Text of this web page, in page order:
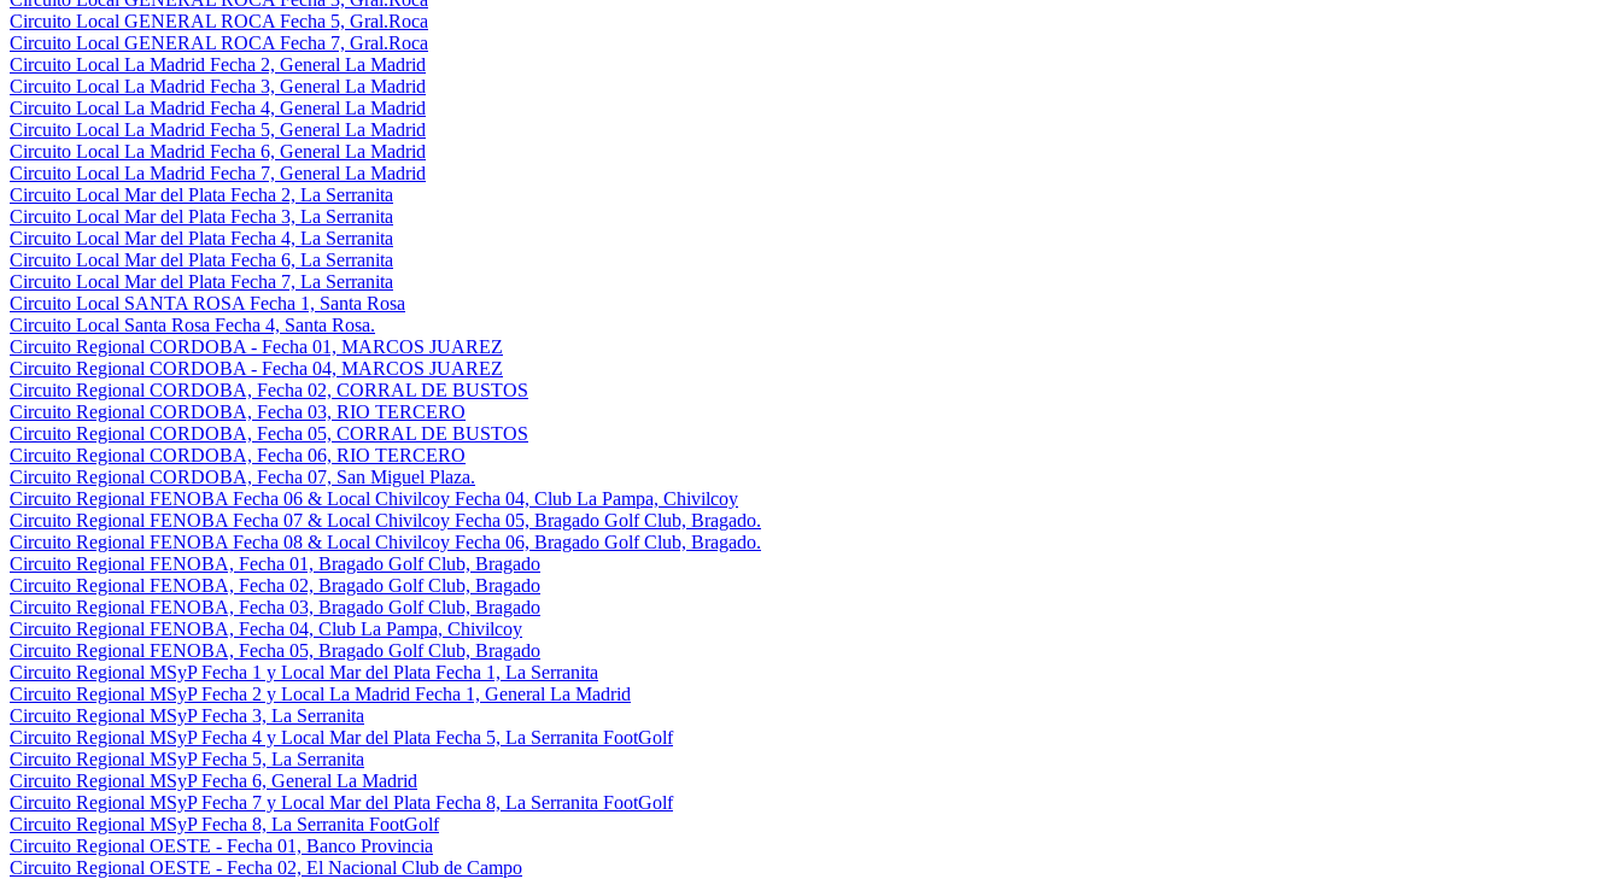
Circuito Local GENERAL ROCA Fecha 5, Gral.Roca
Circuito Local GENERAL ROCA Fecha 7, Gral.Roca
Circuito Local La Madrid Fecha 2, General La Madrid
Circuito Local La Madrid Fecha 3, General La Madrid
Circuito Local La Madrid Fecha 4, General La Madrid
Circuito Local La Madrid Fecha 5, General La Madrid
Circuito Local La Madrid Fecha 6, General La Madrid
Circuito Local La Madrid Fecha 7, General La Madrid
Circuito Local Mar del Plata Fecha 2, La Serranita
Circuito Local Mar del Plata Fecha 3, La Serranita
Circuito Local Mar del Plata Fecha 4, La Serranita
Circuito Local Mar del Plata Fecha 6, La Serranita
Circuito Local Mar del Plata Fecha 7, La Serranita
Circuito Local SANTA ROSA Fecha 1, Santa Rosa
Circuito Local Santa Rosa Fecha 4, Santa Rosa.
Circuito Regional CORDOBA - Fecha 01, MARCOS JUAREZ
Circuito Regional CORDOBA - Fecha 04, MARCOS JUAREZ
Circuito Regional CORDOBA, Fecha 02, CORRAL DE BUSTOS
Circuito Regional CORDOBA, Fecha 03, RIO TERCERO
Circuito Regional CORDOBA, Fecha 05, CORRAL DE BUSTOS
Circuito Regional CORDOBA, Fecha 06, RIO TERCERO
Circuito Regional CORDOBA, Fecha 07, San Miguel Plaza.
Circuito Regional FENOBA Fecha 06 & Local Chivilcoy Fecha 04, Club La Pampa, Chivilcoy
Circuito Regional FENOBA Fecha 07 & Local Chivilcoy Fecha 05, Bragado Golf Club, Bragado.
Circuito Regional FENOBA Fecha 08 & Local Chivilcoy Fecha 06, Bragado Golf Club, Bragado.
Circuito Regional FENOBA, Fecha 01, Bragado Golf Club, Bragado
Circuito Regional FENOBA, Fecha 02, Bragado Golf Club, Bragado
Circuito Regional FENOBA, Fecha 03, Bragado Golf Club, Bragado
Circuito Regional FENOBA, Fecha 04, Club La Pampa, Chivilcoy
Circuito Regional FENOBA, Fecha 05, Bragado Golf Club, Bragado
Circuito Regional MSyP Fecha 1 y Local Mar del Plata Fecha 1, La Serranita
Circuito Regional MSyP Fecha 2 y Local La Madrid Fecha 1, General La Madrid
Circuito Regional MSyP Fecha 3, La Serranita
Circuito Regional MSyP Fecha 4 y Local Mar del Plata Fecha 5, La Serranita FootGolf
Circuito Regional MSyP Fecha 5, La Serranita
Circuito Regional MSyP Fecha 6, General La Madrid
Circuito Regional MSyP Fecha 7 y Local Mar del Plata Fecha 8, La Serranita FootGolf
Circuito Regional MSyP Fecha 8, La Serranita FootGolf
Circuito Regional OESTE - Fecha 01, Banco Provincia
Circuito Regional OESTE - Fecha 02, El Nacional Club de Campo